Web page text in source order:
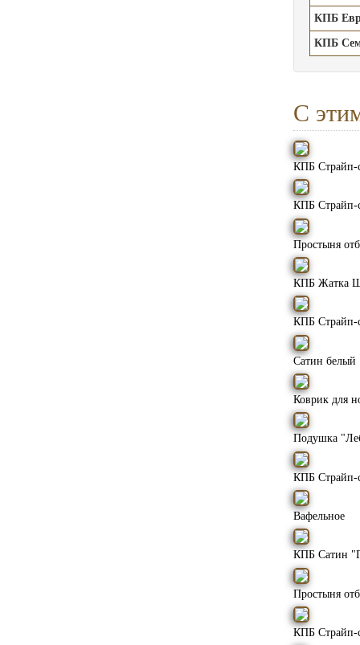
КПБ
КПБ
С
КПБ Страйп-
КПБ Страйп-
Простыня
КПБ Жатка
КПБ Страйп-
Сатин белый
Коврик для
Подушка
КПБ Страйп-
Вафельное
КПБ Сатин
Простыня
КПБ Страйп-